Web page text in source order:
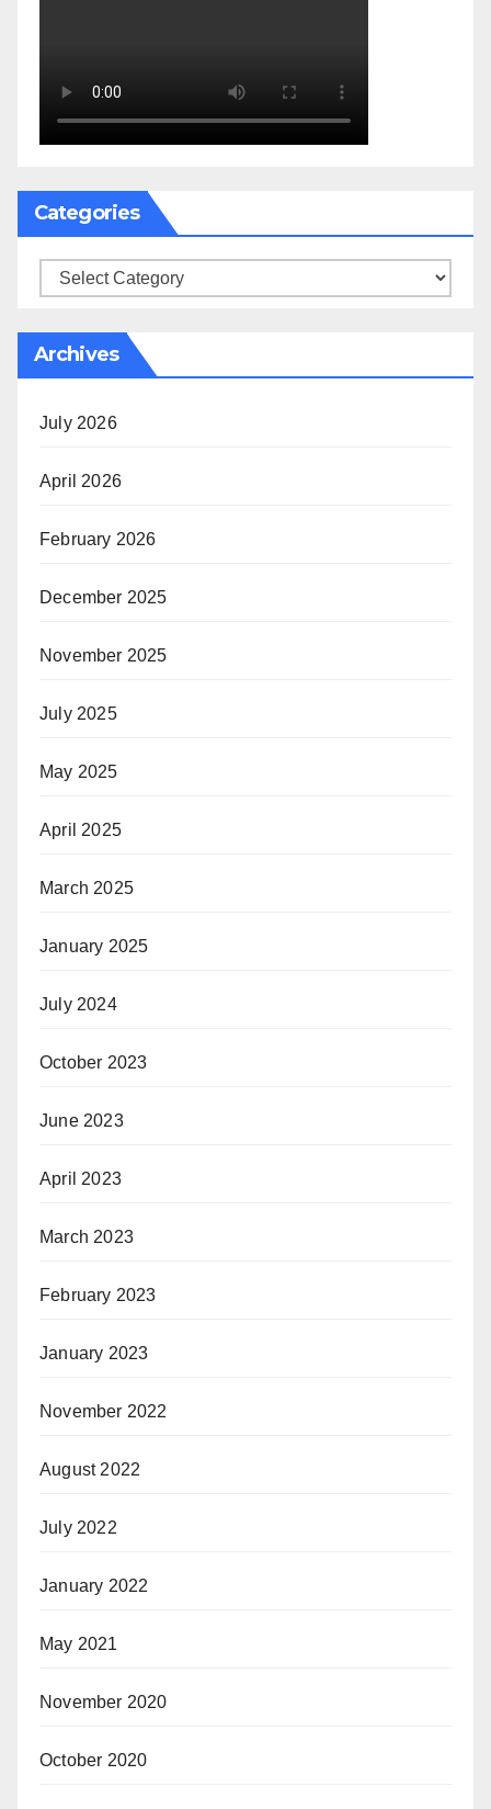
Categories
Categories
Archives
July 2026
April 2026
February 2026
December 2025
November 2025
July 2025
May 2025
April 2025
March 2025
January 2025
July 2024
October 2023
June 2023
April 2023
March 2023
February 2023
January 2023
November 2022
August 2022
July 2022
January 2022
May 2021
November 2020
October 2020